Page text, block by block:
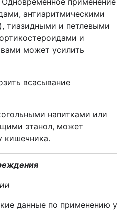
антиаритмическими
тиазидными и петлевыми
и
может усилить
всасывание
напитками или
этанол, может
кишечника.
данные по применению у